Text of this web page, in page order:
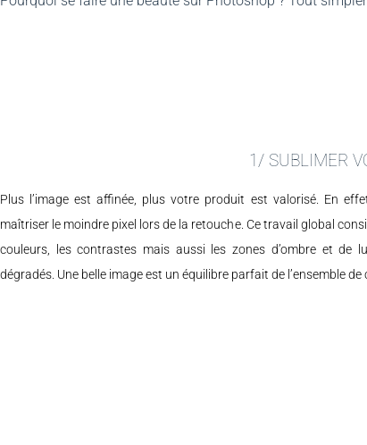
1/ SUBLIMER
Plus l’image est affinée, plus votre produit est valorisé. En
maîtriser le moindre pixel lors de la retouche. Ce travail global
couleurs, les contrastes mais aussi les zones d’ombre et de
dégradés. Une belle image est un équilibre parfait de l’ensemble de